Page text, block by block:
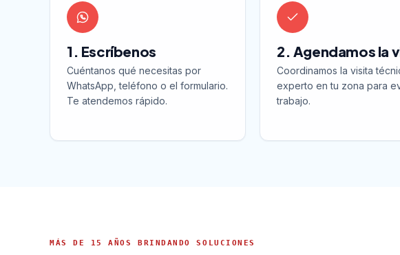
1. Escríbenos
Cuéntanos qué necesitas por
WhatsApp, teléfono o el formulario.
Te atendemos rápido.
2. Agendamos la
Coordinamos la visita
experto en tu zona para
trabajo.
MÁS DE 15 AÑOS BRINDANDO SOLUCIONES